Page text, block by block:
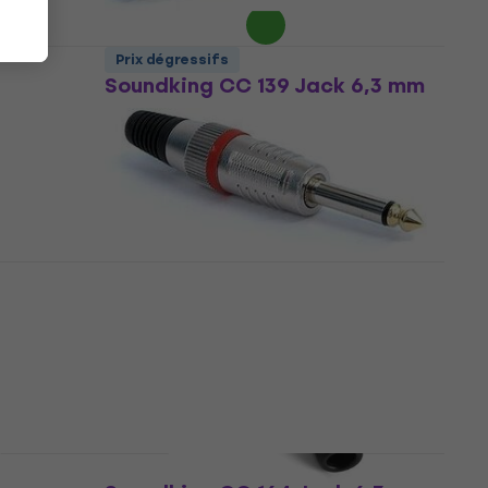
Soundking CC 139 Jack 6,3 mm
Jack 6,3 mm
4,6/5
2,49 €
En stock
Prix dégressifs